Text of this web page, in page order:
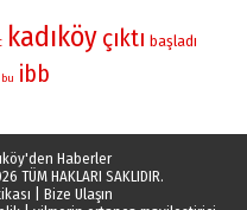
kadıköy çıktı başladı
bu ibb
Haberler
TÜM HAKLARI SAKLIDIR.
Bize Ulaşın